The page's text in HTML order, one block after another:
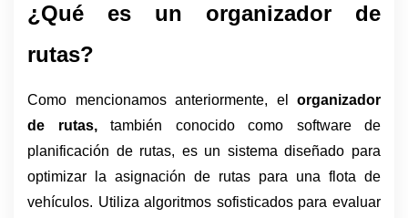
¿Qué es un organizador de
rutas?
Como mencionamos anteriormente, el organizador
de rutas, también conocido como software de
planificación de rutas, es un sistema diseñado para
optimizar la asignación de rutas para una flota de
vehículos. Utiliza algoritmos sofisticados para evaluar